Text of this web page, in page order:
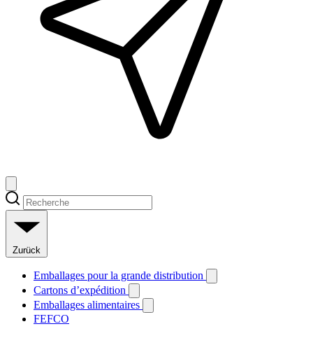
Zurück
Emballages pour la grande distribution
Cartons d’expédition
Emballages alimentaires
FEFCO